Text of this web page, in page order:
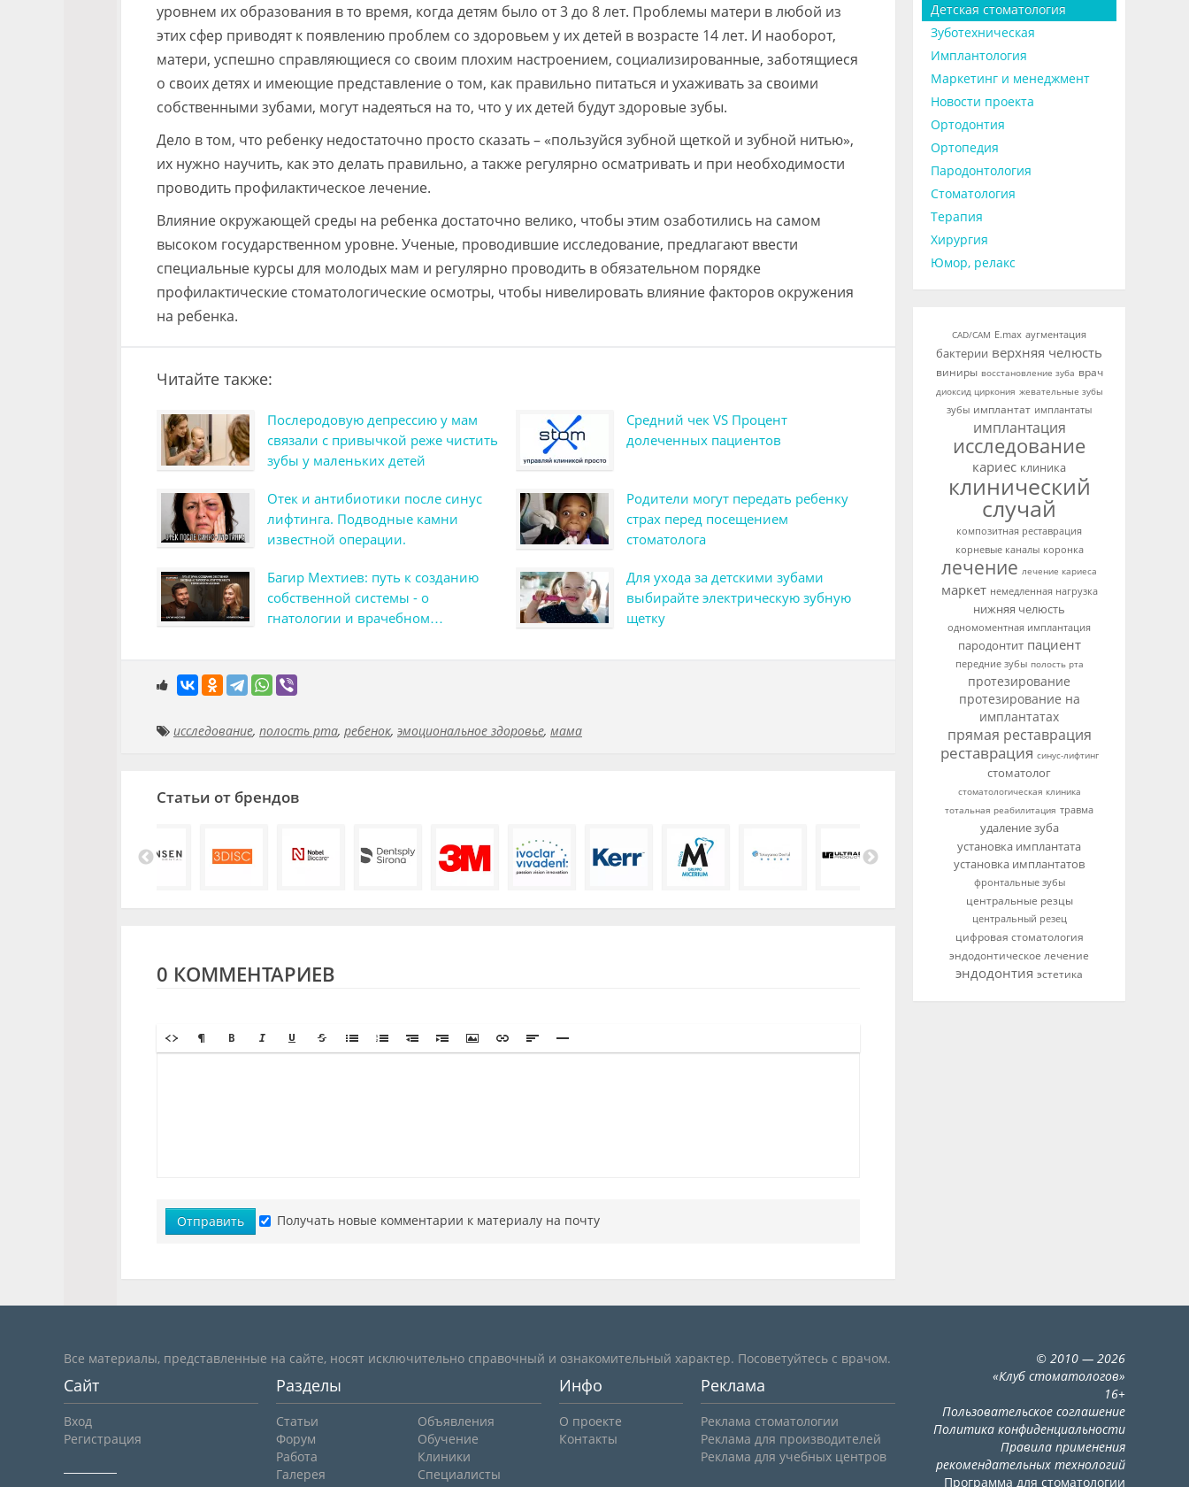
уровнем их образования в то время, когда детям было от 3 до 8 лет. Проблемы матери в любой из
этих сфер приводят к появлению проблем со здоровьем у их детей в возрасте 14 лет. И наоборот,
матери, успешно справляющиеся со своим плохим настроением, социализированные, заботящиеся
о своих детях и имеющие представление о том, как правильно питаться и ухаживать за своими
собственными зубами, могут надеяться на то, что у их детей будут здоровые зубы.
Дело в том, что ребенку недостаточно просто сказать – «пользуйся зубной щеткой и зубной нитью»,
их нужно научить, как это делать правильно, а также регулярно осматривать и при необходимости
проводить профилактическое лечение.
Влияние окружающей среды на ребенка достаточно велико, чтобы этим озаботились на самом
высоком государственном уровне. Ученые, проводившие исследование, предлагают ввести
специальные курсы для молодых мам и регулярно проводить в обязательном порядке
профилактические стоматологические осмотры, чтобы нивелировать влияние факторов окружения
на ребенка.
Читайте также:
Послеродовую депрессию у мам
связали с привычкой реже чистить
зубы у маленьких детей
Средний чек VS Процент
долеченных пациентов
Отек и антибиотики после синус
лифтинга. Подводные камни
известной операции.
Родители могут передать ребенку
страх перед посещением
стоматолога
Багир Мехтиев: путь к созданию
собственной системы - о
гнатологии и врачебном
Для ухода за детскими зубами
выбирайте электрическую зубную
щетку
исследование, полость рта, ребенок, эмоциональное здоровье, мама
Статьи от брендов
0 КОММЕНТАРИЕВ
Отправить Получать новые комментарии к материалу на почту
Детская стоматология
Зуботехническая
Имплантология
Маркетинг и менеджмент
Новости проекта
Ортодонтия
Ортопедия
Пародонтология
Стоматология
Терапия
Хирургия
Юмор, релакс
CAD/CAM E.max аугментация
бактерии верхняя челюсть
виниры восстановление зуба врач
диоксид циркония жевательные зубы
зубы имплантат имплантаты
имплантация
исследование
кариес клиника
клинический
случай
композитная реставрация
корневые каналы коронка
лечение лечение кариеса
маркет немедленная нагрузка
нижняя челюсть
одномоментная имплантация
пародонтит пациент
передние зубы полость рта
протезирование
протезирование на
имплантатах
прямая реставрация
реставрация синус-лифтинг
стоматолог
стоматологическая клиника
тотальная реабилитация травма
удаление зуба
установка имплантата
установка имплантатов
фронтальные зубы
центральные резцы
центральный резец
цифровая стоматология
эндодонтическое лечение
эндодонтия эстетика
Все материалы, представленные на сайте, носят исключительно справочный и ознакомительный характер. Посоветуйтесь с врачом.
Сайт
Вход
Регистрация
Разделы
Статьи
Форум
Работа
Галерея
Объявления
Обучение
Клиники
Специалисты
Инфо
О проекте
Контакты
Реклама
Реклама стоматологии
Реклама для производителей
Реклама для учебных центров
© 2010 — 2026
«Клуб стоматологов»
16+
Пользовательское соглашение
Политика конфиденциальности
Правила применения
рекомендательных технологий
Программа для стоматологии